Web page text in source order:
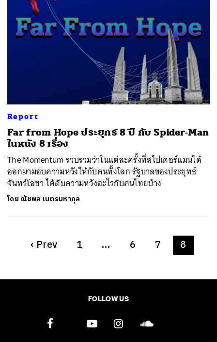
Report
Far from Hope ประยุทธ์ 8 ปี กับ Spider-Man
ในหนัง 8 เรื่อง
The Momentum รวบรวมว่าในแต่ละครั้งที่สไปเดอร์แมนได้
ออกมามอบความหวังให้กับคนทั้งโลก รัฐบาลของประยุทธ์
จันทร์โอชา ได้ดับความหวังอะไรกับคนไทยบ้าง
โดย ณัชพล เนตรมหากุล
‹ Prev 1 … 6 7 8
FOLLOW US